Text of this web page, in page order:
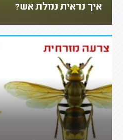
איך נראית נמלת אש?